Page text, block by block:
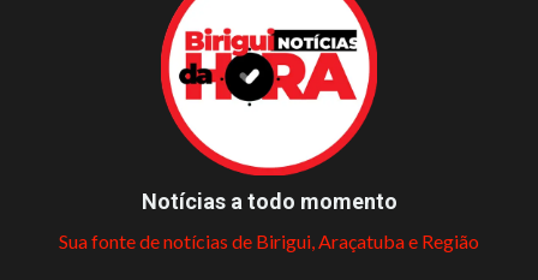
Notícias a todo momento
Sua fonte de notícias de Birigui, Araçatuba e Região